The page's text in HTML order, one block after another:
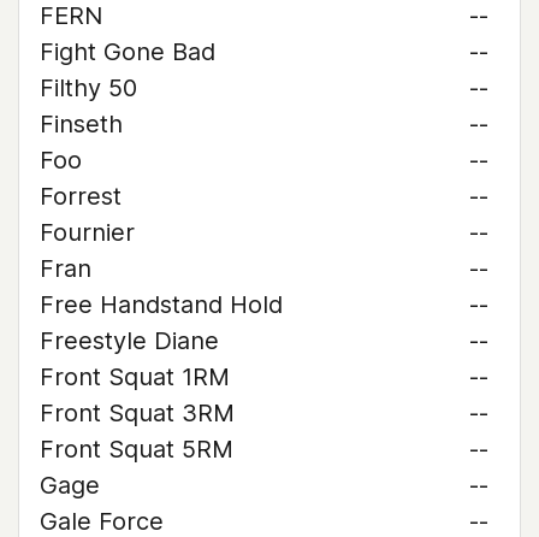
FERN
--
Fight Gone Bad
--
Filthy 50
--
Finseth
--
Foo
--
Forrest
--
Fournier
--
Fran
--
Free Handstand Hold
--
Freestyle Diane
--
Front Squat 1RM
--
Front Squat 3RM
--
Front Squat 5RM
--
Gage
--
Gale Force
--